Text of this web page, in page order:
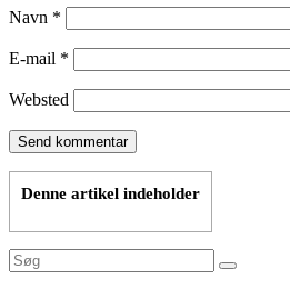
Navn *
E-mail *
Websted
Denne artikel indeholder